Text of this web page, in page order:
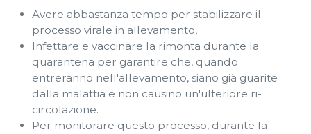
Avere abbastanza tempo per stabilizzare il
processo virale in allevamento,
Infettare e vaccinare la rimonta durante la
quarantena per garantire che, quando
entreranno nell'allevamento, siano già guarite
dalla malattia e non causino un'ulteriore ri-
circolazione.
Per monitorare questo processo, durante la